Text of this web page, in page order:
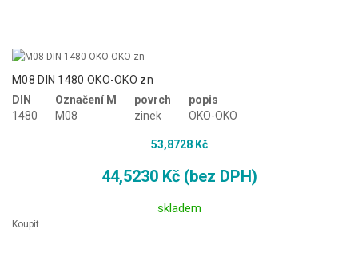
M08 DIN 1480 OKO-OKO zn
DIN
1480
Označení M
M08
povrch
zinek
popis
OKO-OKO
53,8728 Kč
44,5230 Kč (bez DPH)
skladem
Koupit